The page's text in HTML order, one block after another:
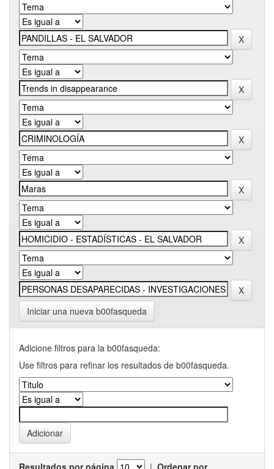
Iniciar una nueva b00fasqueda
Adicione filtros para la b00fasqueda:
Use filtros para refinar los resultados de b00fasqueda.
Resultados por página | Ordenar por